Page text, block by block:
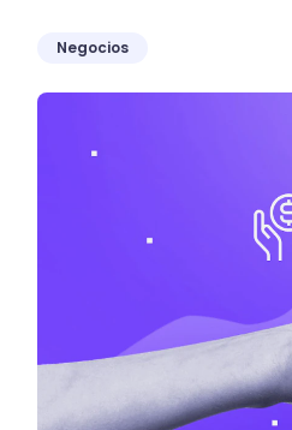
Negocios
¿Cómo vender una idea de